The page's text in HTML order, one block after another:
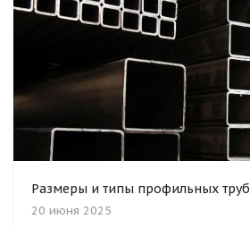
Размеры и типы профильных труб
20 июня 2025